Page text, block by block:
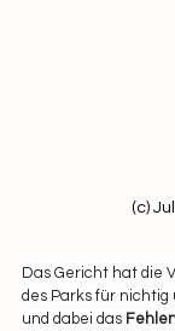
(c)
Das Gericht hat die
des Parks für
und dabei das